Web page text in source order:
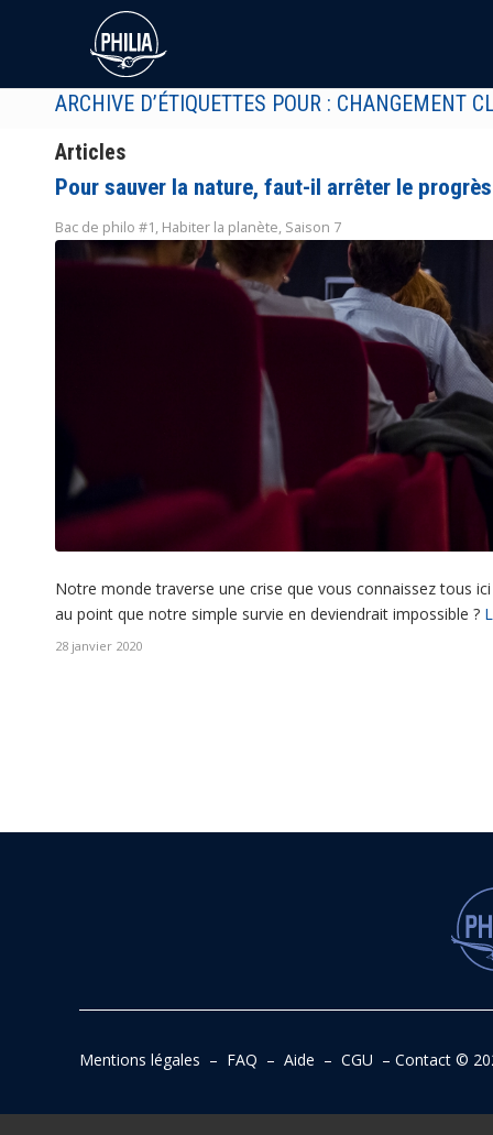
ARCHIVE D’ÉTIQUETTES POUR : CHANGEMENT
Articles
Pour sauver la nature, faut-il arrêter le
Bac de philo #1, Habiter la planète, Saison 7
Notre monde traverse une crise que vous connaissez tous
au point que notre simple survie en deviendrait impossible ?
28 janvier 2020
Mentions légales – FAQ – Aide – CGU – Contact©